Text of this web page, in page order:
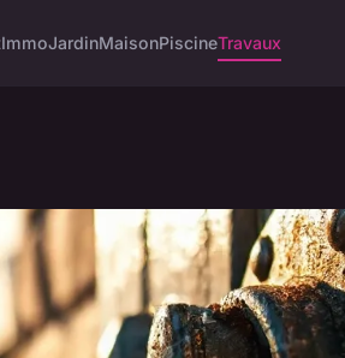
ImmoJardinMaisonPiscineTravaux